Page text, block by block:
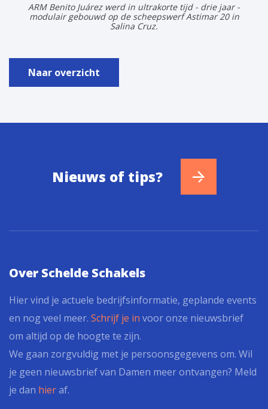
ARM Benito Juárez werd in ultrakorte tijd - drie jaar -
modulair gebouwd op de scheepswerf Astimar 20 in
Salina Cruz.
Naar overzicht
Nieuws of tips?
Over Schelde Schakels
Hier vind je actuele bedrijfsinformatie, geplande events
en nog veel meer. Schrijf je in voor onze nieuwsbrief
om altijd op de hoogte te zijn.
We gaan zorgvuldig met je persoonsgegevens om. Wil
je geen nieuwsbrief van Damen meer ontvangen? Meld
je dan hieraf.